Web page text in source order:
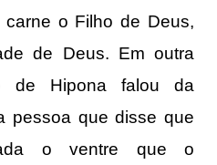
o Filho de Deus,
de Deus. Em outra
de Hipona falou da
pessoa que disse que
o ventre que o